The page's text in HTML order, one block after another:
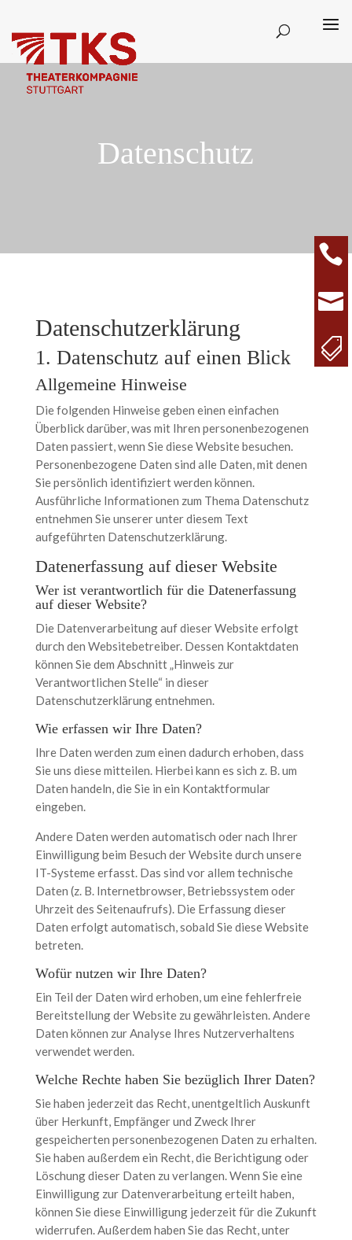
Datenschutz
Datenschutz­erklärung
1. Datenschutz auf einen Blick
Allgemeine Hinweise
Die folgenden Hinweise geben einen einfachen
Überblick darüber, was mit Ihren personenbezogenen
Daten passiert, wenn Sie diese Website besuchen.
Personenbezogene Daten sind alle Daten, mit denen
Sie persönlich identifiziert werden können.
Ausführliche Informationen zum Thema Datenschutz
entnehmen Sie unserer unter diesem Text
aufgeführten Datenschutzerklärung.
Datenerfassung auf dieser Website
Wer ist verantwortlich für die Datenerfassung
auf dieser Website?
Die Datenverarbeitung auf dieser Website erfolgt
durch den Websitebetreiber. Dessen Kontaktdaten
können Sie dem Abschnitt „Hinweis zur
Verantwortlichen Stelle“ in dieser
Datenschutzerklärung entnehmen.
Wie erfassen wir Ihre Daten?
Ihre Daten werden zum einen dadurch erhoben, dass
Sie uns diese mitteilen. Hierbei kann es sich z. B. um
Daten handeln, die Sie in ein Kontaktformular
eingeben.
Andere Daten werden automatisch oder nach Ihrer
Einwilligung beim Besuch der Website durch unsere
IT-Systeme erfasst. Das sind vor allem technische
Daten (z. B. Internetbrowser, Betriebssystem oder
Uhrzeit des Seitenaufrufs). Die Erfassung dieser
Daten erfolgt automatisch, sobald Sie diese Website
betreten.
Wofür nutzen wir Ihre Daten?
Ein Teil der Daten wird erhoben, um eine fehlerfreie
Bereitstellung der Website zu gewährleisten. Andere
Daten können zur Analyse Ihres Nutzerverhaltens
verwendet werden.
Welche Rechte haben Sie bezüglich Ihrer Daten?
Sie haben jederzeit das Recht, unentgeltlich Auskunft
über Herkunft, Empfänger und Zweck Ihrer
gespeicherten personenbezogenen Daten zu erhalten.
Sie haben außerdem ein Recht, die Berichtigung oder
Löschung dieser Daten zu verlangen. Wenn Sie eine
Einwilligung zur Datenverarbeitung erteilt haben,
können Sie diese Einwilligung jederzeit für die Zukunft
widerrufen. Außerdem haben Sie das Recht, unter


